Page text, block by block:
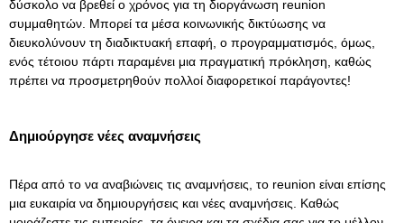
δύσκολο να βρεθεί ο χρόνος για τη διοργάνωση reunion
συμμαθητών. Μπορεί τα μέσα κοινωνικής δικτύωσης να
διευκολύνουν τη διαδικτυακή επαφή, ο προγραμματισμός, όμως,
ενός τέτοιου πάρτι παραμένει μια πραγματική πρόκληση, καθώς
πρέπει να προσμετρηθούν πολλοί διαφορετικοί παράγοντες!
Δημιούργησε νέες αναμνήσεις
Πέρα από το να αναβιώνεις τις αναμνήσεις, το reunion είναι επίσης
μια ευκαιρία να δημιουργήσεις και νέες αναμνήσεις. Καθώς